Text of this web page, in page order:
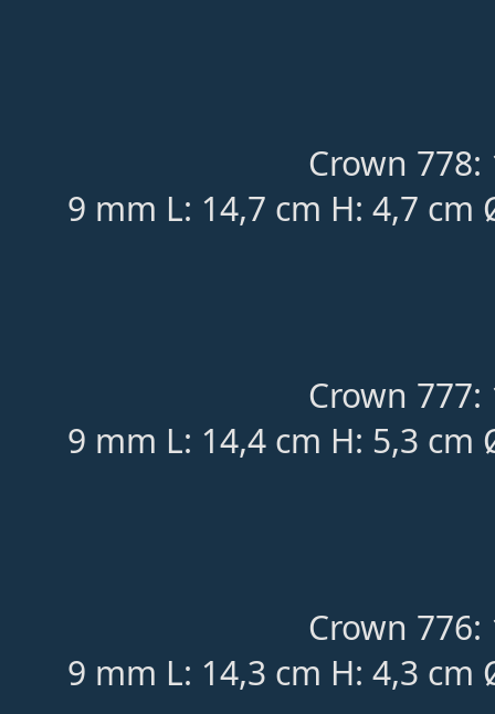
Crown 778:
9 mm L: 14,7 cm H: 4,7
Crown 777:
9 mm L: 14,4 cm H: 5,3
Crown 776:
9 mm L: 14,3 cm H: 4,3